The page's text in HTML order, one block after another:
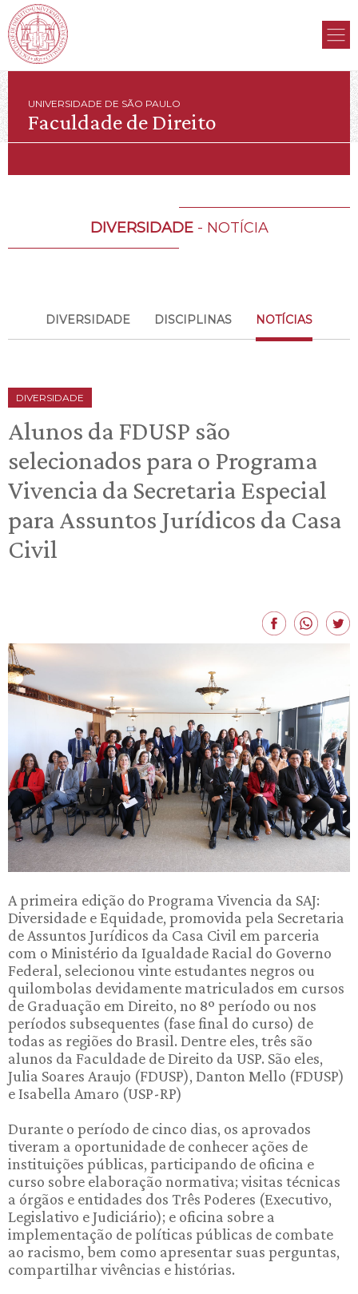
UNIVERSIDADE DE SÃO PAULO
Faculdade de Direito
DIVERSIDADE- NOTÍCIA
DIVERSIDADE DISCIPLINAS NOTÍCIAS
DIVERSIDADE
Alunos da FDUSP são
selecionados para o Programa
Vivencia da Secretaria Especial
para Assuntos Jurídicos da Casa
Civil
A primeira edição do Programa Vivencia da SAJ:
Diversidade e Equidade, promovida pela Secretaria
de Assuntos Jurídicos da Casa Civil em parceria
com o Ministério da Igualdade Racial do Governo
Federal, selecionou vinte estudantes negros ou
quilombolas devidamente matriculados em cursos
de Graduação em Direito, no 8º período ou nos
períodos subsequentes (fase final do curso) de
todas as regiões do Brasil. Dentre eles, três são
alunos da Faculdade de Direito da USP. São eles,
Julia Soares Araujo (FDUSP), Danton Mello (FDUSP)
e Isabella Amaro (USP-RP)
Durante o período de cinco dias, os aprovados
tiveram a oportunidade de conhecer ações de
instituições públicas, participando de oficina e
curso sobre elaboração normativa; visitas técnicas
a órgãos e entidades dos Três Poderes (Executivo,
Legislativo e Judiciário); e oficina sobre a
implementação de políticas públicas de combate
ao racismo, bem como apresentar suas perguntas,
compartilhar vivências e histórias.